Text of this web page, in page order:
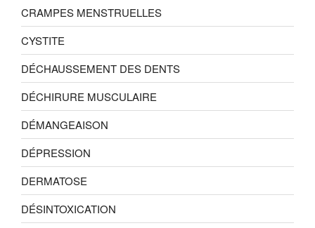
CRAMPES MENSTRUELLES
CYSTITE
DÉCHAUSSEMENT DES DENTS
DÉCHIRURE MUSCULAIRE
DÉMANGEAISON
DÉPRESSION
DERMATOSE
DÉSINTOXICATION